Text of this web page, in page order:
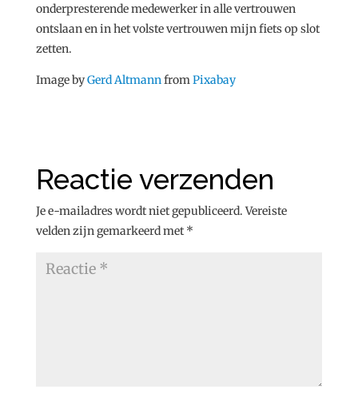
onderpresterende medewerker in alle vertrouwen
ontslaan en in het volste vertrouwen mijn fiets op slot
zetten.
Image byGerd AltmannfromPixabay
Reactie verzenden
Je e-mailadres wordt niet gepubliceerd. Vereiste
velden zijn gemarkeerd met *